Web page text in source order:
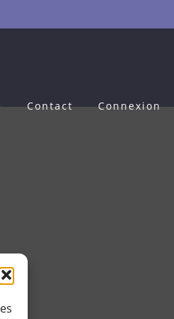
Contact Connexion